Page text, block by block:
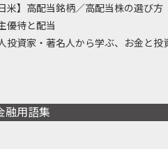
日米】高配当銘柄／高配当株の選び方
優待と配当
投資家・著名人から学ぶ、お金と投
融用語集